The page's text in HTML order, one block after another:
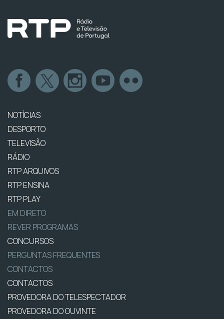
NOTÍCIAS
DESPORTO
TELEVISÃO
RÁDIO
RTP ARQUIVOS
RTP ENSINA
RTP PLAY
EM DIRETO
REVER PROGRAMAS
CONCURSOS
PERGUNTAS FREQUENTES
CONTACTOS
CONTACTOS
PROVEDORA DO TELESPECTADOR
PROVEDORA DO OUVINTE